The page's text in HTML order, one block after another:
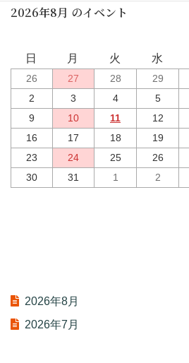
2026年8月 のイベント
日 月 火 水
26 27 28 29
2
3 4 5
9
10 11 12
16
17 18 19
23
24 25 26
30
31 1 2
2026年8月
2026年7月